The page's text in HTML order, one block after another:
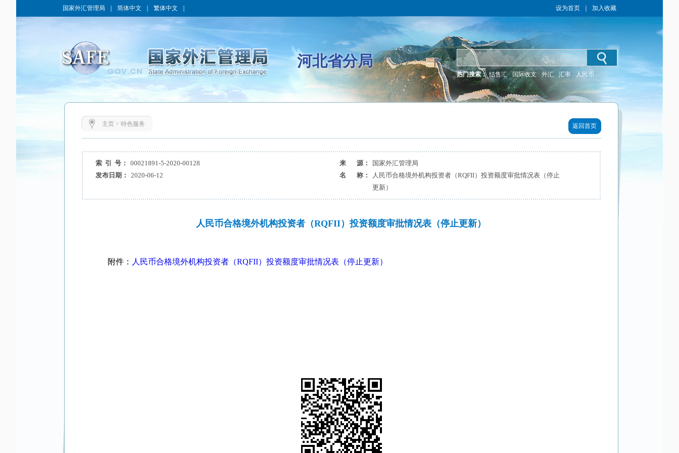
国家外汇管理局 简体中文 繁体中文 设为首页 加入收藏
河北省分局
热门搜索： 结售汇 国际收支 外汇 汇率 人民币
主页> 特色服务 返回首页
索 引 号： 00021891-5-2020-00128 来 源：
国家外汇管理局
发布日期：
2020-06-12 名 称：
人民币合格境外机构投资者（RQFII）投资额度审批情况表（停止
更新）
人民币合格境外机构投资者（RQFII）投资额度审批情况表（停止更新）
附件： 人民币合格境外机构投资者（RQFII）投资额度审批情况表（停止更新）